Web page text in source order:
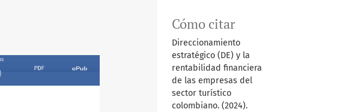
Cómo citar
Direccionamiento
estratégico (DE) y la
rentabilidad financiera
de las empresas del
sector turístico
colombiano. (2024).